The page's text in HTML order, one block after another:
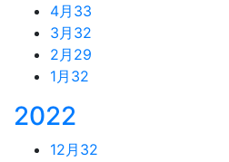
4月 33
3月 32
2月 29
1月 32
2022
12月 32